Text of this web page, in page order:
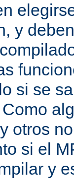
y
si se
otros
si el
y